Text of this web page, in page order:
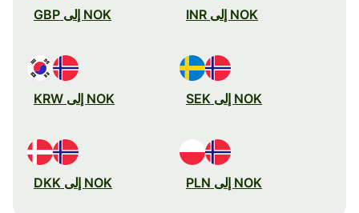
NOK إلى INR NOK إلى GBP
NOK إلى SEK NOK إلى KRW
NOK إلى PLN NOK إلى DKK